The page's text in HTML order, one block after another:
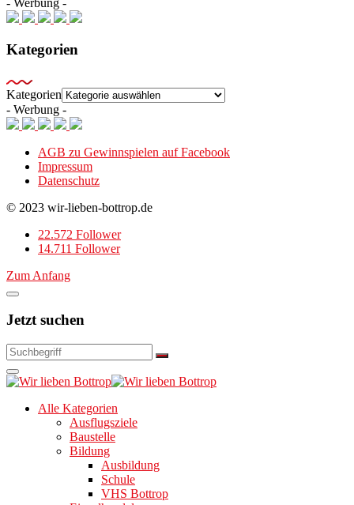
- Werbung -
Kategorien
Kategorien
- Werbung -
AGB zu Gewinnspielen auf Facebook
Impressum
Datenschutz
© 2023 wir-lieben-bottrop.de
22.572 Follower
14.711 Follower
Zum Anfang
Jetzt suchen
Alle Kategorien
Ausflugsziele
Baustelle
Bildung
Ausbildung
Schule
VHS Bottrop